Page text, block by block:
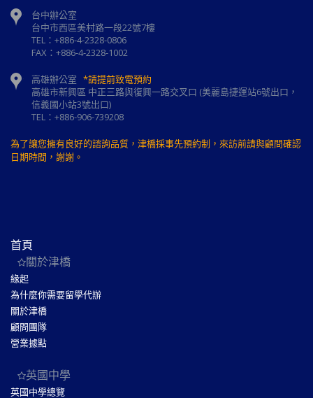
台中辦公室
台中市西區美村路一段22號7樓
TEL：+886-4-2328-0806
FAX：+886-4-2328-1002
高雄辦公室 *請提前致電預約
高雄市新興區 中正三路與復興一路交叉口 (美麗島捷運站6號出口，
信義國小站3號出口)
TEL：+886-906-739208
為了讓您擁有良好的諮詢品質，津橋採事先預約制，來訪前請與顧問確認
日期時間，謝謝。
首頁
關於津橋
緣起
為什麼你需要留學代辦
關於津橋
顧問團隊
營業據點
英國中學
英國中學總覽